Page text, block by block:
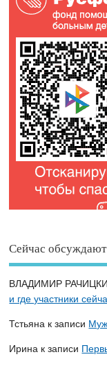
Сейчас обсуждают
ВЛАДИМИР
и где участники
Тстьяна к записи
Ирина к записи